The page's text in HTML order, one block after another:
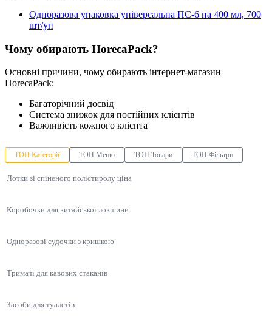
Одноразова упаковка універсальна ПС-6 на 400 мл, 700
шт/уп
Чому обирають HorecaPack?
Основні причини, чому обирають інтернет-магазин
HorecaPack:
Багаторічний досвід
Система знижок для постійних клієнтів
Важливість кожного клієнта
ТОП Категорії ТОП Меню ТОП Товари ТОП Фільтри
Лотки зі спіненого полістиролу ціна
Коробочки для китайської локшини
Одноразові судочки з кришкою
Тримачі для кавових стаканів
Засоби для туалетів